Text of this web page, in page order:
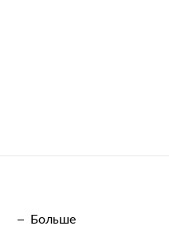
Больше